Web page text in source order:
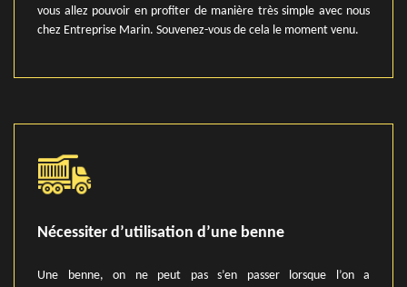
vous allez pouvoir en profiter de manière très simple avec nous
chez Entreprise Marin. Souvenez-vous de cela le moment venu.
Nécessiter d’utilisation d’une benne
Une benne, on ne peut pas s’en passer lorsque l’on a